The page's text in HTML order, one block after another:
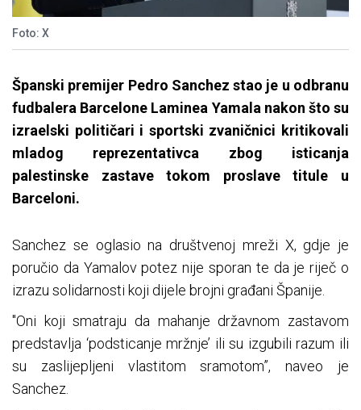
Foto: X
Španski premijer Pedro Sanchez stao je u odbranu
fudbalera Barcelone Laminea Yamala nakon što su
izraelski političari i sportski zvaničnici kritikovali
mladog reprezentativca zbog isticanja
palestinske zastave tokom proslave titule u
Barceloni.
Sanchez se oglasio na društvenoj mreži X, gdje je
poručio da Yamalov potez nije sporan te da je riječ o
izrazu solidarnosti koji dijele brojni građani Španije.
"Oni koji smatraju da mahanje državnom zastavom
predstavlja ‘podsticanje mržnje’ ili su izgubili razum ili
su zaslijepljeni vlastitom sramotom”, naveo je
Sanchez.